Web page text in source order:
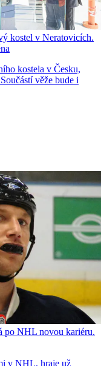
kostel v Neratovicích.
kostela v Česku,
věže bude i
po NHL novou kariéru.
v NHL, hraje už